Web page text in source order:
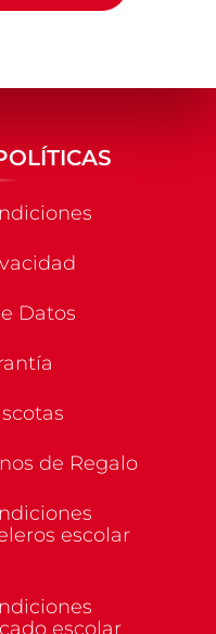
Datos
de Regalo
escolar
escolar